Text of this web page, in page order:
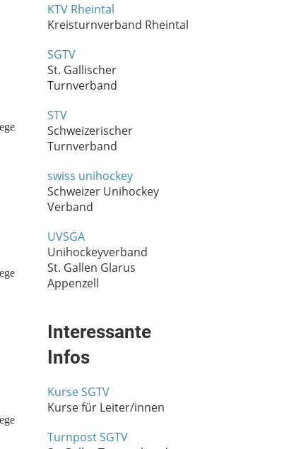
KTV Rheintal
Kreisturnverband Rheintal
SGTV
St. Gallischer
Turnverband
STV
Schweizerischer
Turnverband
swiss unihockey
Schweizer Unihockey
Verband
UVSGA
Unihockeyverband
St. Gallen Glarus
Appenzell
Interessante
Infos
Kurse SGTV
Kurse für Leiter/innen
Turnpost SGTV